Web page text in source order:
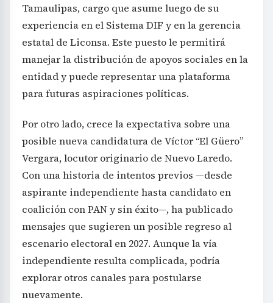
Tamaulipas, cargo que asume luego de su
experiencia en el Sistema DIF y en la gerencia
estatal de Liconsa. Este puesto le permitirá
manejar la distribución de apoyos sociales en la
entidad y puede representar una plataforma
para futuras aspiraciones políticas.
Por otro lado, crece la expectativa sobre una
posible nueva candidatura de Víctor “El Güero”
Vergara, locutor originario de Nuevo Laredo.
Con una historia de intentos previos —desde
aspirante independiente hasta candidato en
coalición con PAN y sin éxito—, ha publicado
mensajes que sugieren un posible regreso al
escenario electoral en 2027. Aunque la vía
independiente resulta complicada, podría
explorar otros canales para postularse
nuevamente.